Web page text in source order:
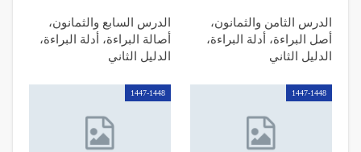
الدرس الثامن والثمانون،
أصل البراءة، أدلة البراءة،
الدليل الثاني
الدرس السابع والثمانون،
أصالة البراءة، أدلة البراءة،
الدليل الثاني
1447-1448
1447-1448